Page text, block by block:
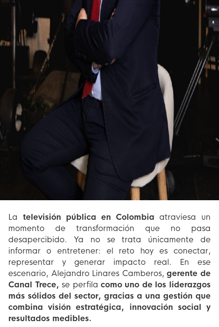
La televisión pública en Colombia atraviesa un
momento de transformación que no pasa
desapercibido. Ya no se trata únicamente de
informar o entretener: el reto hoy es conectar,
representar y generar impacto real. En ese
escenario, Alejandro Linares Camberos,gerente de
Canal Trece, se perfilacomo uno de los liderazgos
más sólidos del sector, gracias a una gestión que
combina visión estratégica, innovación social y
resultados medibles.